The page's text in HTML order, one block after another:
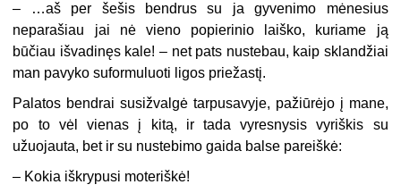
– …aš per šešis bendrus su ja gyvenimo mėnesius
neparašiau jai nė vieno popierinio laiško, kuriame ją
būčiau išvadinęs kale! – net pats nustebau, kaip sklandžiai
man pavyko suformuluoti ligos priežastį.
Palatos bendrai susižvalgė tarpusavyje, pažiūrėjo į mane,
po to vėl vienas į kitą, ir tada vyresnysis vyriškis su
užuojauta, bet ir su nustebimo gaida balse pareiškė:
– Kokia iškrypusi moteriškė!